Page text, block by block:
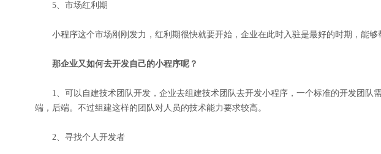
5、市场红利期
小程序这个市场刚刚发力，红利期很快就要开始，企业在此时入驻是最好的时期，能够
那企业又如何去开发自己的小程序呢？
1、可以自建技术团队开发，企业去组建技术团队去开发小程序，一个标准的开发团队
端，后端。不过组建这样的团队对人员的技术能力要求较高。
2、寻找个人开发者